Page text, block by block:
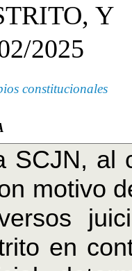
Y
2025
constitucionales